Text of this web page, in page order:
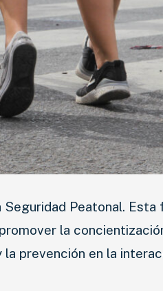
Peatonal. Esta
la
prevención en la